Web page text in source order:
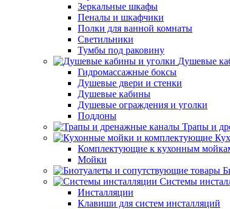
Зеркальные шкафы
Пеналы и шкафчики
Полки для ванной комнаты
Светильники
Тумбы под раковину
Душевые
Гидромассажные боксы
Душевые двери и стенки
Душевые кабины
Душевые ограждения и уголки
Поддоны
Трапы и
Комплектующие к кухонным
Мойки
Системы
Инсталляции
Клавиши для систем инсталляций